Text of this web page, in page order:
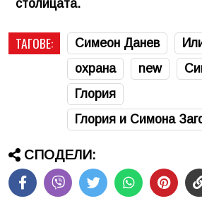
столицата.
ТАГОВЕ: Симеон Данев
охрана
new
Глория
Глория и Симона
СПОДЕЛИ: